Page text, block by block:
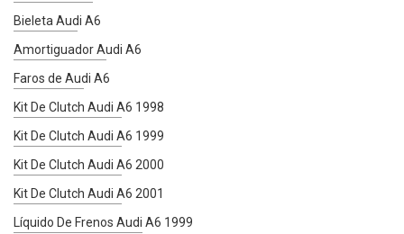
Bieleta Audi A6
Amortiguador Audi A6
Faros de Audi A6
Kit De Clutch Audi A6 1998
Kit De Clutch Audi A6 1999
Kit De Clutch Audi A6 2000
Kit De Clutch Audi A6 2001
Líquido De Frenos Audi A6 1999